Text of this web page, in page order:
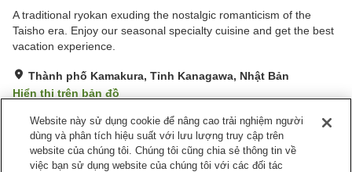
A traditional ryokan exuding the nostalgic romanticism of the
Taisho era. Enjoy our seasonal specialty cuisine and get the best
vacation experience.
Thành phố Kamakura, Tỉnh Kanagawa, Nhật Bản
Hiển thị trên bản đồ
Tuyệt vời Đánh giá:137lượt
Tiện nghi chỗ nghỉ
Website này sử dụng cookie để nâng cao trải nghiệm người
dùng và phân tích hiệu suất với lưu lượng truy cập trên
website của chúng tôi. Chúng tôi cũng chia sẻ thông tin về
việc bạn sử dụng website của chúng tôi với các đối tác